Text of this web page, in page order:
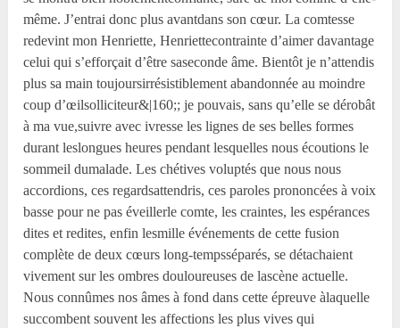
même. J’entrai donc plus avantdans son cœur. La comtesse
redevint mon Henriette, Henriettecontrainte d’aimer davantage
celui qui s’efforçait d’être saseconde âme. Bientôt je n’attendis
plus sa main toujoursirrésistiblement abandonnée au moindre
coup d’œilsolliciteur&|160;; je pouvais, sans qu’elle se dérobât
à ma vue,suivre avec ivresse les lignes de ses belles formes
durant leslongues heures pendant lesquelles nous écoutions le
sommeil dumalade. Les chétives voluptés que nous nous
accordions, ces regardsattendris, ces paroles prononcées à voix
basse pour ne pas éveillerle comte, les craintes, les espérances
dites et redites, enfin lesmille événements de cette fusion
complète de deux cœurs long-tempsséparés, se détachaient
vivement sur les ombres douloureuses de lascène actuelle.
Nous connûmes nos âmes à fond dans cette épreuve àlaquelle
succombent souvent les affections les plus vives qui